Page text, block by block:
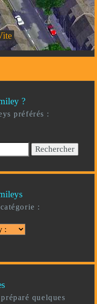
?
préférés :
:
quelques